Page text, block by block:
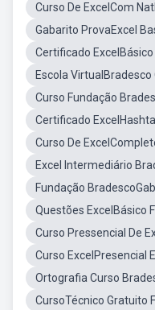
Curso De ExcelCom
Gabarito ProvaExcel
Certificado
Escola VirtualBradesco
Curso Fundação
Certificado
Curso De
Excel Intermediário
Fundação
Questões ExcelBásico
Curso Pressencial De
Curso ExcelPresencial
Ortografia Curso
CursoTécnico Gratuito